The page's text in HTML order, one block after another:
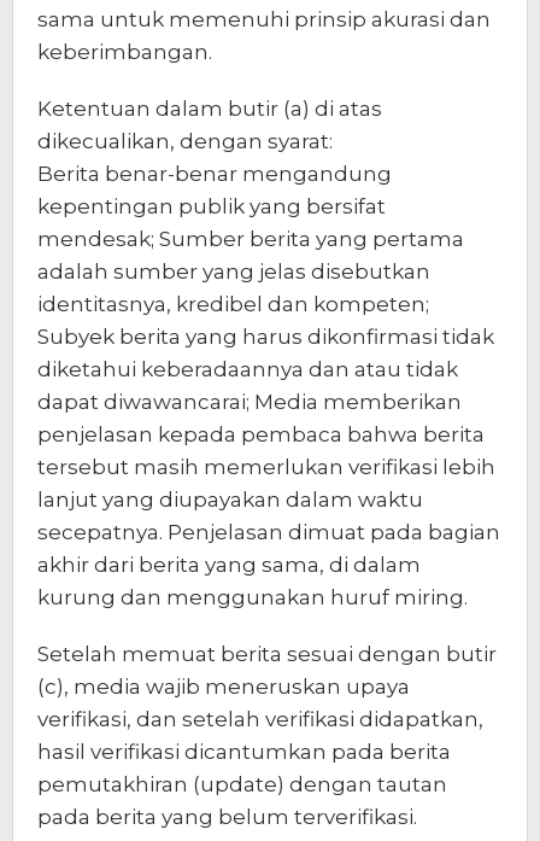
sama untuk memenuhi prinsip akurasi dan
keberimbangan.
Ketentuan dalam butir (a) di atas
dikecualikan, dengan syarat:
Berita benar-benar mengandung
kepentingan publik yang bersifat
mendesak; Sumber berita yang pertama
adalah sumber yang jelas disebutkan
identitasnya, kredibel dan kompeten;
Subyek berita yang harus dikonfirmasi tidak
diketahui keberadaannya dan atau tidak
dapat diwawancarai; Media memberikan
penjelasan kepada pembaca bahwa berita
tersebut masih memerlukan verifikasi lebih
lanjut yang diupayakan dalam waktu
secepatnya. Penjelasan dimuat pada bagian
akhir dari berita yang sama, di dalam
kurung dan menggunakan huruf miring.
Setelah memuat berita sesuai dengan butir
(c), media wajib meneruskan upaya
verifikasi, dan setelah verifikasi didapatkan,
hasil verifikasi dicantumkan pada berita
pemutakhiran (update) dengan tautan
pada berita yang belum terverifikasi.